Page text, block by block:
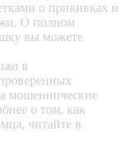
о прививках и
О полном
вы можете
в
мошеннические
о том, как
читайте в